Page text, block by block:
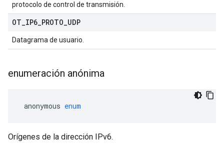
protocolo de control de transmisión.
OT IP6 PROTO UDP
Datagrama de usuario.
enumeración anónima
anonymous enum
Orígenes de la dirección IPv6.